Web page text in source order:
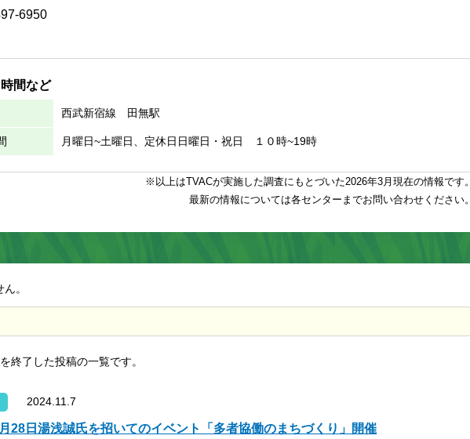
6950
間など
西武新宿線 田無駅
月曜日~土曜日、定休日日曜日・祝日 １０時~19時
※以上はTVACが実施した調査にもとづいた2026年3月現在の情報です。
最新の情報については各センターまでお問い合わせください。
。
終了した投稿の一覧です。
2024.11.7
28日湯浅誠氏を招いてのイベント「多者協働のまちづくり」開催